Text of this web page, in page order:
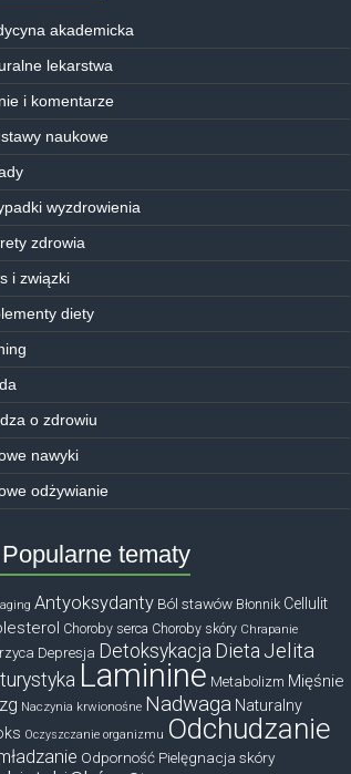
akademicka
lekarstwa
i komentarze
naukowe
wyzdrowienia
zdrowia
i związki
diety
o zdrowiu
nawyki
odżywianie
Popularne tematy
Antyoksydanty Ból stawów Błonnik Cellulit
Choroby serca Choroby skóry Chrapanie
Depresja Detoksykacja Dieta Jelita
Laminine Metabolizm Mięśnie
Naczynia krwionośne Nadwaga Naturalny
Oczyszczanie organizmu Odchudzanie
Odporność Pielęgnacja skóry